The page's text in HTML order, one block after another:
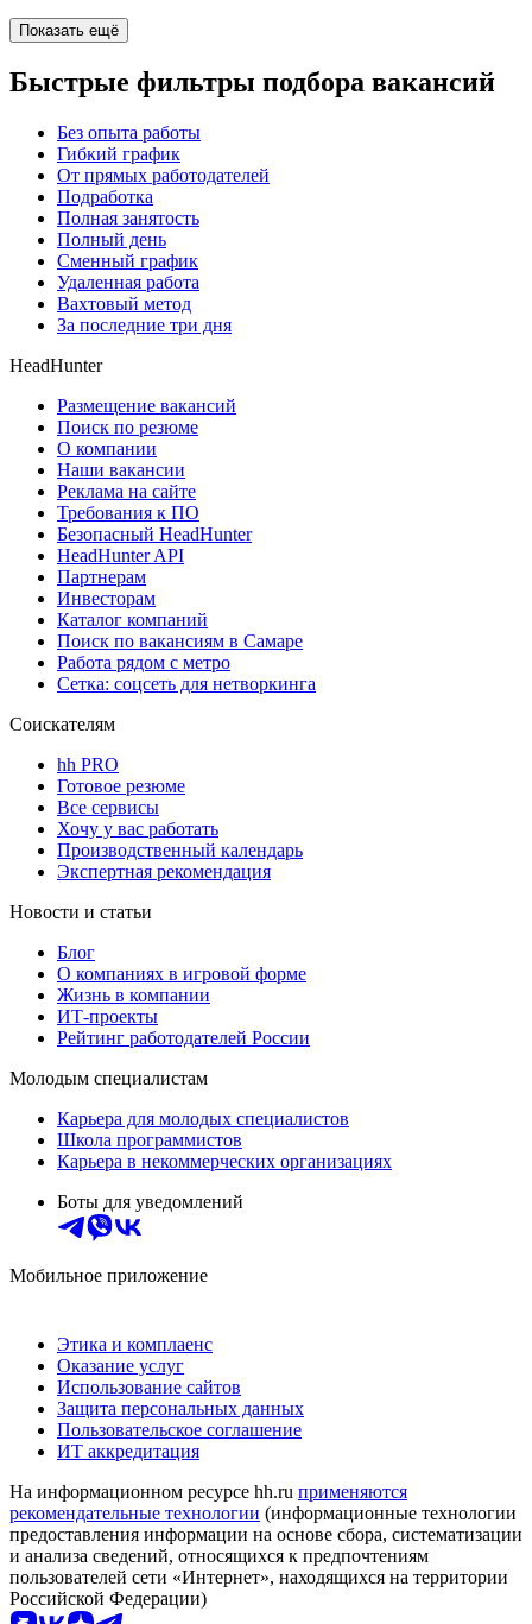
Показать ещё
Быстрые фильтры подбора вакансий
Без опыта работы
Гибкий график
От прямых работодателей
Подработка
Полная занятость
Полный день
Сменный график
Удаленная работа
Вахтовый метод
За последние три дня
HeadHunter
Размещение вакансий
Поиск по резюме
О компании
Наши вакансии
Реклама на сайте
Требования к ПО
Безопасный HeadHunter
HeadHunter API
Партнерам
Инвесторам
Каталог компаний
Поиск по вакансиям в Самаре
Работа рядом с метро
Сетка: соцсеть для нетворкинга
Соискателям
hh PRO
Готовое резюме
Все сервисы
Хочу у вас работать
Производственный календарь
Экспертная рекомендация
Новости и статьи
Блог
О компаниях в игровой форме
Жизнь в компании
ИТ-проекты
Рейтинг работодателей России
Молодым специалистам
Карьера для молодых специалистов
Школа программистов
Карьера в некоммерческих организациях
Боты для уведомлений
Мобильное приложение
Этика и комплаенс
Оказание услуг
Использование сайтов
Защита персональных данных
Пользовательское соглашение
ИТ аккредитация
На информационном ресурсе hh.ru применяются
рекомендательные технологии (информационные технологии
предоставления информации на основе сбора, систематизации
и анализа сведений, относящихся к предпочтениям
пользователей сети «Интернет», находящихся на территории
Российской Федерации)